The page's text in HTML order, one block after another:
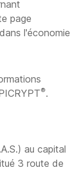
page
l'économie
®.
au capital
3 route de